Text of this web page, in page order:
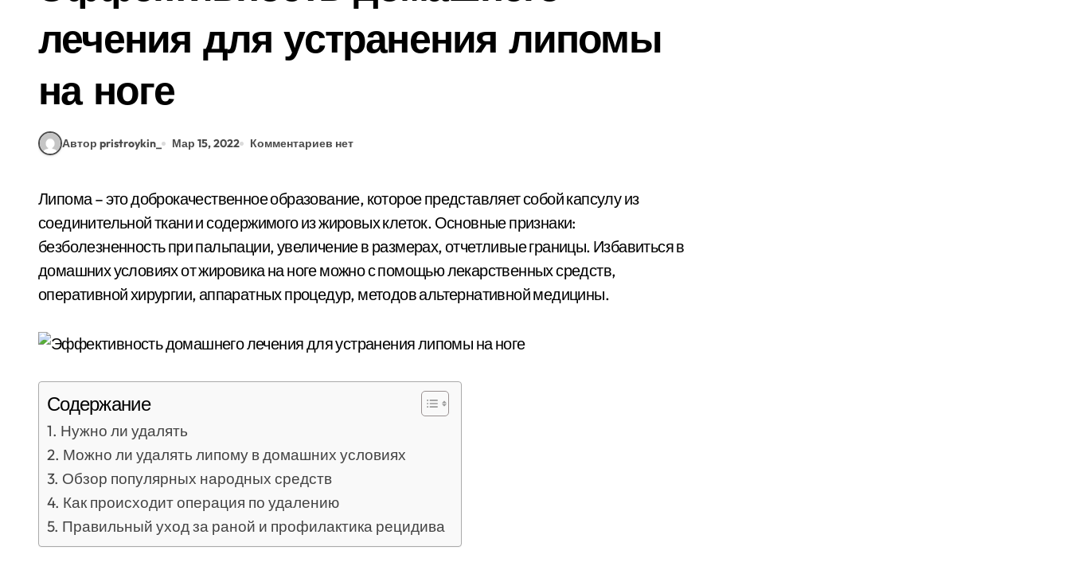
лечения для устранения липомы
на ноге
Автор pristroykin_ Мар 15, 2022 Комментариев нет
Липома – это доброкачественное образование, которое представляет собой капсулу из
соединительной ткани и содержимого из жировых клеток. Основные признаки:
безболезненность при пальпации, увеличение в размерах, отчетливые границы. Избавиться в
домашних условиях от жировика на ноге можно с помощью лекарственных средств,
оперативной хирургии, аппаратных процедур, методов альтернативной медицины.
Содержание
Нужно ли удалять
Можно ли удалять липому в домашних условиях
Обзор популярных народных средств
Как происходит операция по удалению
Правильный уход за раной и профилактика рецидива